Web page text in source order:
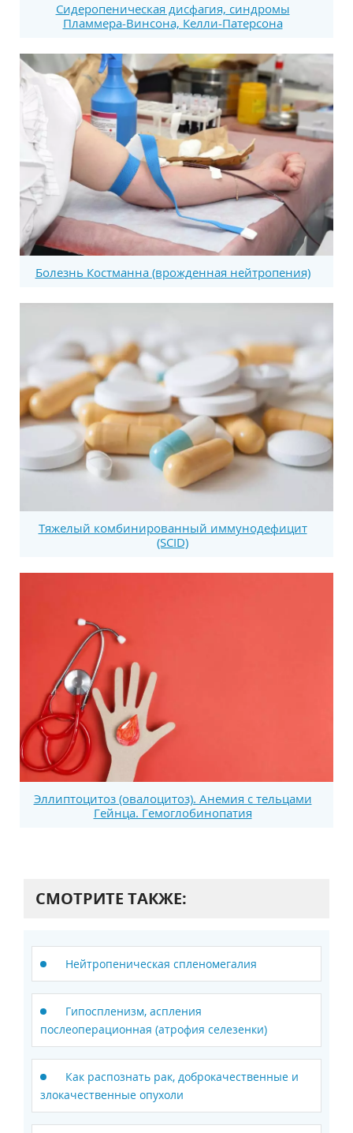
Сидеропеническая дисфагия, синдромы
Пламмера-Винсона, Келли-Патерсона
Болезнь Костманна (врожденная нейтропения)
Тяжелый комбинированный иммунодефицит
(SCID)
Эллиптоцитоз (овалоцитоз). Анемия с тельцами
Гейнца. Гемоглобинопатия
СМОТРИТЕ ТАКЖЕ:
Нейтропеническая спленомегалия
Гипоспленизм, аспления
послеоперационная (атрофия селезенки)
Как распознать рак, доброкачественные и
злокачественные опухоли